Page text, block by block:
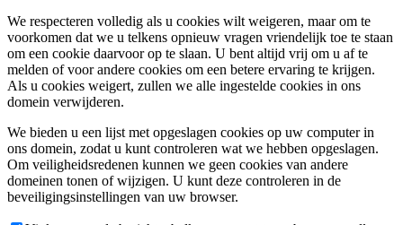
We respecteren volledig als u cookies wilt weigeren, maar om te
voorkomen dat we u telkens opnieuw vragen vriendelijk toe te staan
om een cookie daarvoor op te slaan. U bent altijd vrij om u af te
melden of voor andere cookies om een betere ervaring te krijgen.
Als u cookies weigert, zullen we alle ingestelde cookies in ons
domein verwijderen.
We bieden u een lijst met opgeslagen cookies op uw computer in
ons domein, zodat u kunt controleren wat we hebben opgeslagen.
Om veiligheidsredenen kunnen we geen cookies van andere
domeinen tonen of wijzigen. U kunt deze controleren in de
beveiligingsinstellingen van uw browser.